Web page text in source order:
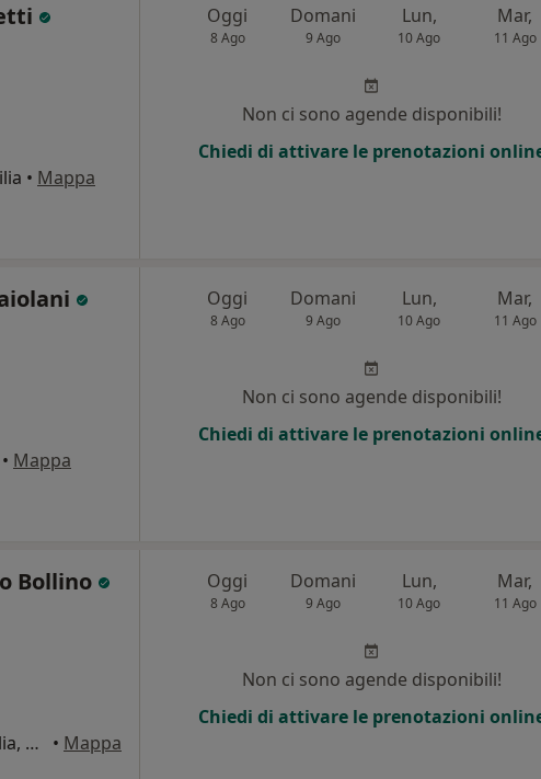
• Mappa
Oggi
8 Ago
Domani
9 Ago
Lun,
10 Ago
Mar,
11 Ago
Non ci sono agende disponibili!
Chiedi di attivare le prenotazioni
• Mappa
Oggi
8 Ago
Domani
9 Ago
Lun,
10 Ago
Mar,
11 Ago
Non ci sono agende disponibili!
Chiedi di attivare le prenotazioni
Bollino
viale Risorgimento 80, Reggio Emilia, Reggio Emilia • Mappa
Oggi
8 Ago
Domani
9 Ago
Lun,
10 Ago
Mar,
11 Ago
Non ci sono agende disponibili!
Chiedi di attivare le prenotazioni